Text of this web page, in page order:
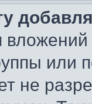
или
не